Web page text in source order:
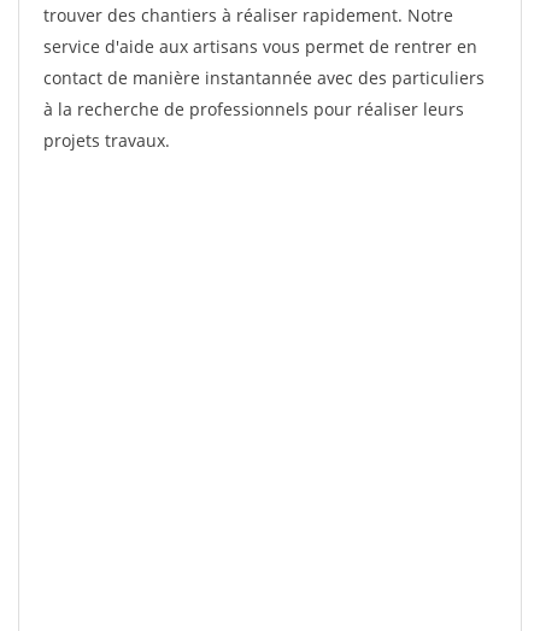
trouver des chantiers à réaliser rapidement. Notre
service d'aide aux artisans vous permet de rentrer en
contact de manière instantannée avec des particuliers
à la recherche de professionnels pour réaliser leurs
projets travaux.